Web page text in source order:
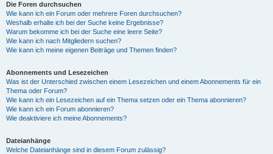
Die Foren durchsuchen
Wie kann ich ein Forum oder mehrere Foren durchsuchen?
Weshalb erhalte ich bei der Suche keine Ergebnisse?
Warum bekomme ich bei der Suche eine leere Seite?
Wie kann ich nach Mitgliedern suchen?
Wie kann ich meine eigenen Beiträge und Themen finden?
Abonnements und Lesezeichen
Was ist der Unterschied zwischen einem Lesezeichen und einem Abonnements für ein
Thema oder Forum?
Wie kann ich ein Lesezeichen auf ein Thema setzen oder ein Thema abonnieren?
Wie kann ich ein Forum abonnieren?
Wie deaktiviere ich meine Abonnements?
Dateianhänge
Welche Dateianhänge sind in diesem Forum zulässig?